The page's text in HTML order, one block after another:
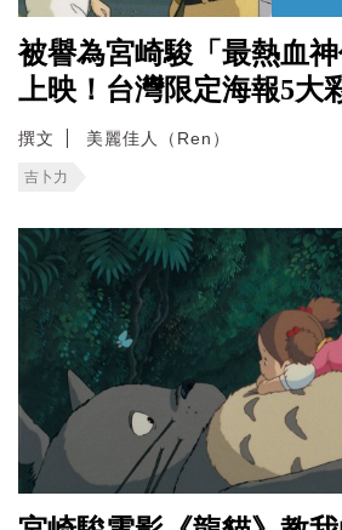
被譽為宮崎駿「最熱血神
上映！台灣限定海報5大
撰文 美麗佳人（Ren）
吉卜力